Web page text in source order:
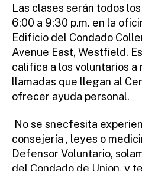
Las clases serán todos
6:00 a 9:30 p.m. en la
Edificio del Condado
Avenue East, Westfield.
califica a los voluntarios a
llamadas que llegan al
ofrecer ayuda personal.
No se snecfesita
consejería , leyes o
Defensor Voluntario,